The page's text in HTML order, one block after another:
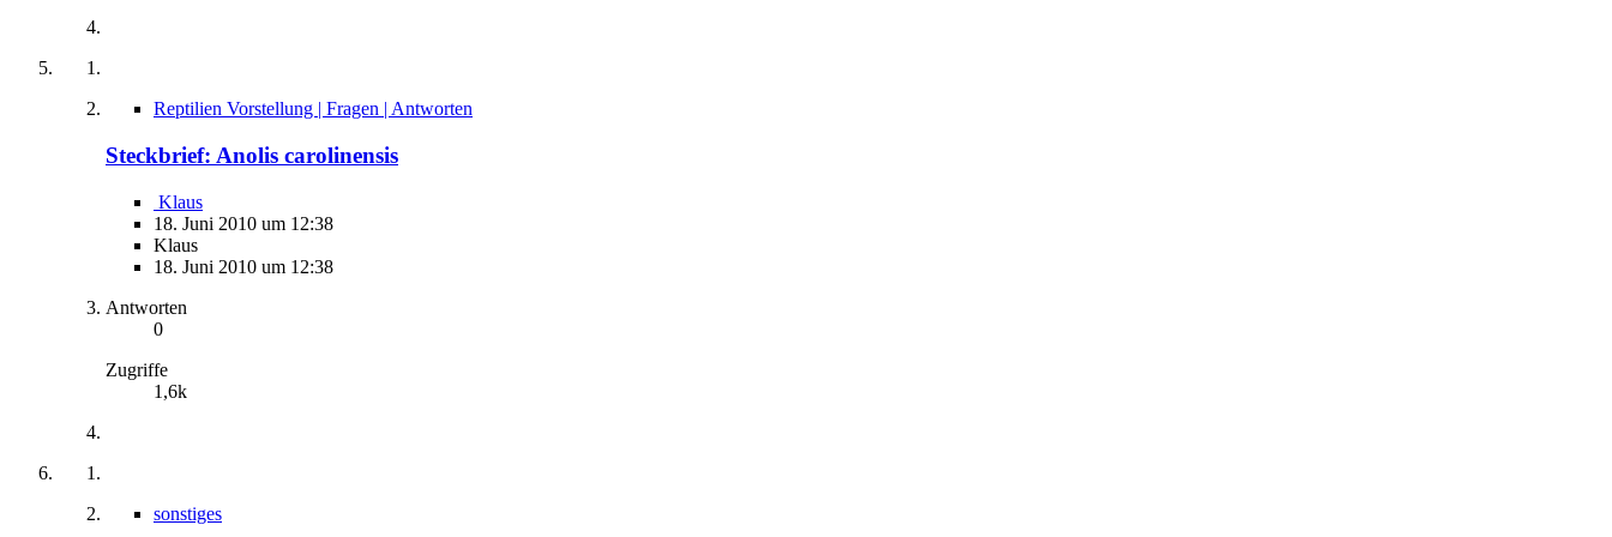
Reptilien Vorstellung | Fragen | Antworten
Steckbrief: Anolis carolinensis
Klaus
18. Juni 2010 um 12:38
Klaus
18. Juni 2010 um 12:38
Antworten
0
Zugriffe
1,6k
sonstiges